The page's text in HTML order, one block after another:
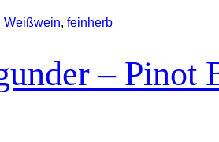
Weißwein, feinherb
– Pinot